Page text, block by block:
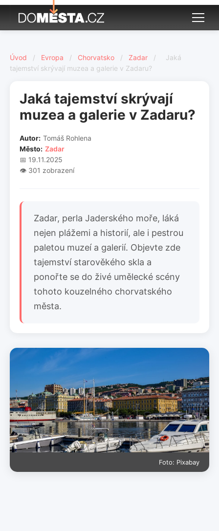
Úvod / Evropa / Chorvatsko / Zadar /
Jaká
tajemství skrývají muzea a galerie v Zadaru?
Jaká tajemství skrývají
muzea a galerie v Zadaru?
Autor: Tomáš Rohlena
Město: Zadar
📅 19.11.2025
👁️ 301 zobrazení
Zadar, perla Jaderského moře, láká
nejen plážemi a historií, ale i pestrou
paletou muzeí a galerií. Objevte zde
tajemství starověkého skla a
ponořte se do živé umělecké scény
tohoto kouzelného chorvatského
města.
Foto: Pixabay